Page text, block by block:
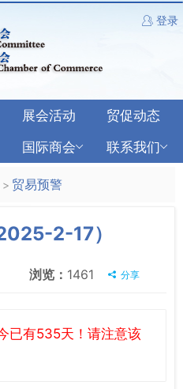
登录
展会活动
贸促动态
国际商会 联系我们
> 贸易预警
2-17）
浏览： 1461 分享
已有535天！请注意该